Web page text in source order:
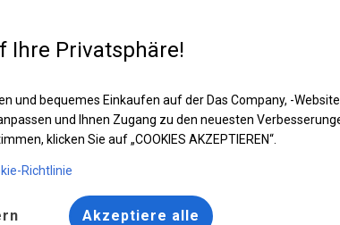
Entwerfen Sie Ihr Zelt
| 6x8 m
Ihre Privatsphäre!
und bequemes Einkaufen auf der Das Company, -
und Ihnen Zugang zu den neuesten
klicken Sie auf „COOKIES AKZEPTIEREN“.
Richtlinie
Akzeptiere alle